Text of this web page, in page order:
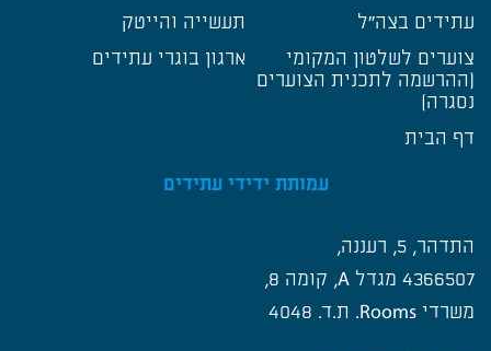
עתידים בצה"ל
תעשייה והייטק
צוערים לשלטון המקומי
(ההרשמה לתכנית הצוערים
נסגרה)
ארגון בוגרי עתידים
דף הבית
עמותת ידידי עתידים
התדהר, 5, רעננה,
4366507 מגדל A, קומה 8,
משרדי Rooms. ת.ד. 4048